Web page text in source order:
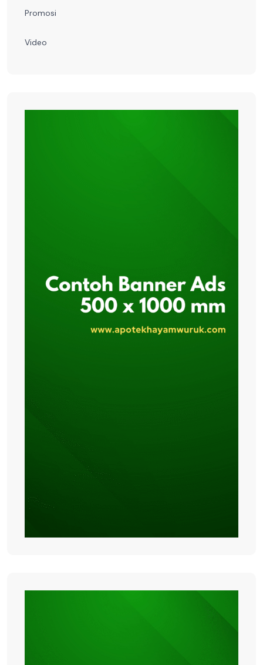
Promosi
Video